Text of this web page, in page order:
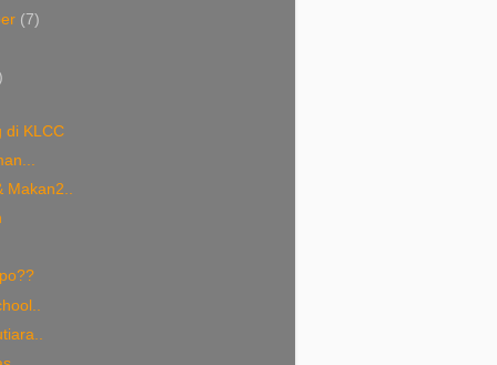
(7)
di KLCC
Makan2..